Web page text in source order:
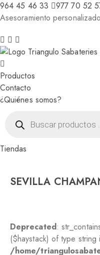
964 45 46 33
977 70 52
Asesoramiento
Productos
Contacto
¿Quiénes somos?
productos
Tiendas
SEVILLA
Deprecated:
($haystack) of type
/home/